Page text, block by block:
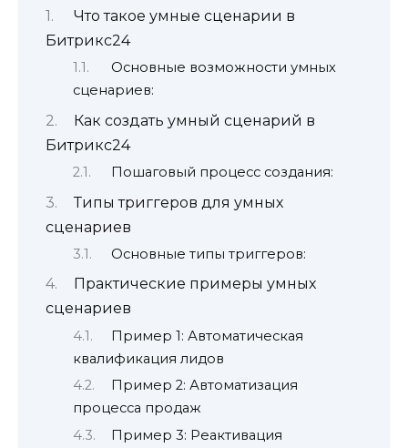
Что такое умные сценарии в
Битрикс24
Основные возможности умных
сценариев:
Как создать умный сценарий в
Битрикс24
Пошаговый процесс создания:
Типы триггеров для умных
сценариев
Основные типы триггеров:
Практические примеры умных
сценариев
Пример 1: Автоматическая
квалификация лидов
Пример 2: Автоматизация
процесса продаж
Пример 3: Реактивация